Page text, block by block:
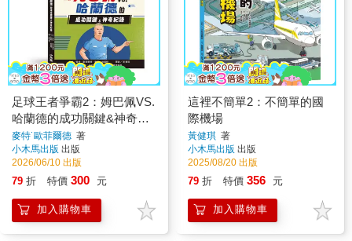
足球王者爭霸2：姆巴佩VS.
哈蘭德的成功關鍵&神奇紀
錄
麥特˙歐菲爾德 著
小木馬出版 出版
2026/06/10 出版
79 折 特價 300 元
加入購物車
這裡不簡單2：不簡單的國
際機場
黃健琪 著
小木馬出版 出版
2025/08/20 出版
79 折 特價 356 元
加入購物車